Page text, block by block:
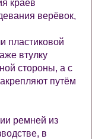
краёв
верёвок,
пластиковой
втулку
стороны, а с
путём
ремней из
в